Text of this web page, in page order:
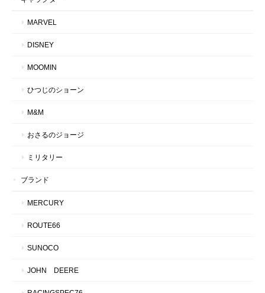
MARVEL
DISNEY
MOOMIN
ひつじのショーン
M&M
おさるのジョージ
ミリタリー
ブランド
MERCURY
ROUTE66
SUNOCO
JOHN DEERE